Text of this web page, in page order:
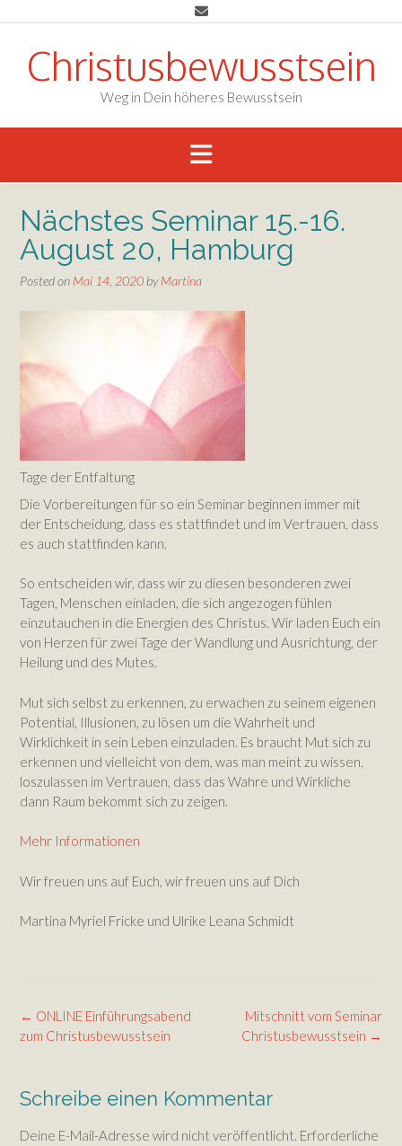
to
contentChristusbewusstsein
Weg in Dein höheres Bewusstsein
Nächstes Seminar 15.-16.
August 20, Hamburg
Posted on Mai 14, 2020 byMartina
Tage der Entfaltung
Die Vorbereitungen für so ein Seminar beginnen immer mit
der Entscheidung, dass es stattfindet und im Vertrauen, dass
es auch stattfinden kann.
So entscheiden wir, dass wir zu diesen besonderen zwei
Tagen, Menschen einladen, die sich angezogen fühlen
einzutauchen in die Energien des Christus. Wir laden Euch ein
von Herzen für zwei Tage der Wandlung und Ausrichtung, der
Heilung und des Mutes.
Mut sich selbst zu erkennen, zu erwachen zu seinem eigenen
Potential, Illusionen, zu lösen um die Wahrheit und
Wirklichkeit in sein Leben einzuladen. Es braucht Mut sich zu
erkennen und vielleicht von dem, was man meint zu wissen,
loszulassen im Vertrauen, dass das Wahre und Wirkliche
dann Raum bekommt sich zu zeigen.
Mehr Informationen
Wir freuen uns auf Euch, wir freuen uns auf Dich
Martina Myriel Fricke und Ulrike Leana Schmidt
Post
navigation
Mitschnitt vom Seminar
Christusbewusstsein →
← ONLINE Einführungsabend
zum Christusbewusstsein
Schreibe einen Kommentar
Deine E-Mail-Adresse wird nicht veröffentlicht. Erforderliche